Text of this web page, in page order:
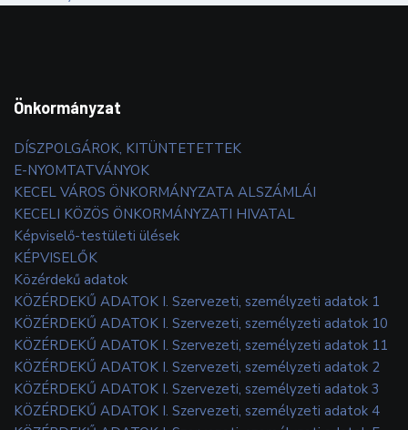
Önkormányzat
DÍSZPOLGÁROK, KITÜNTETETTEK
E-NYOMTATVÁNYOK
KECEL VÁROS ÖNKORMÁNYZATA ALSZÁMLÁI
KECELI KÖZÖS ÖNKORMÁNYZATI HIVATAL
Képviselő-testületi ülések
KÉPVISELŐK
Közérdekű adatok
KÖZÉRDEKŰ ADATOK I. Szervezeti, személyzeti adatok 1
KÖZÉRDEKŰ ADATOK I. Szervezeti, személyzeti adatok 10
KÖZÉRDEKŰ ADATOK I. Szervezeti, személyzeti adatok 11
KÖZÉRDEKŰ ADATOK I. Szervezeti, személyzeti adatok 2
KÖZÉRDEKŰ ADATOK I. Szervezeti, személyzeti adatok 3
KÖZÉRDEKŰ ADATOK I. Szervezeti, személyzeti adatok 4